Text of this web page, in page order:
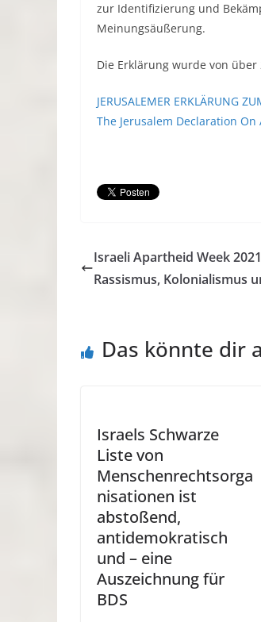
zur Identifizierung und
Meinungsäußerung.
Die Erklärung wurde von
JERUSALEMER ERKLÄRUNG
The Jerusalem Declaration
Israeli Apartheid Week
Rassismus, Kolonialismus
Das könnte dir
Israels Schwarze
Liste von
Menschenrechtsorga
nisationen ist
abstoßend,
antidemokratisch
und – eine
Auszeichnung für
BDS